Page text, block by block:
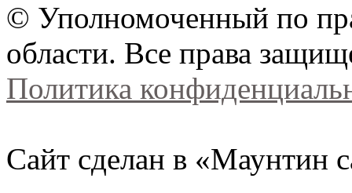
© Уполномоченный по
области. Все права
Политика
Сайт сделан в «Маунтин